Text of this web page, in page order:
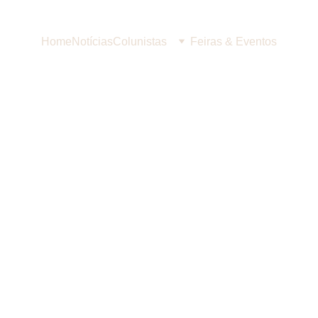
Home NotíciasColunistas Feiras & Eventos